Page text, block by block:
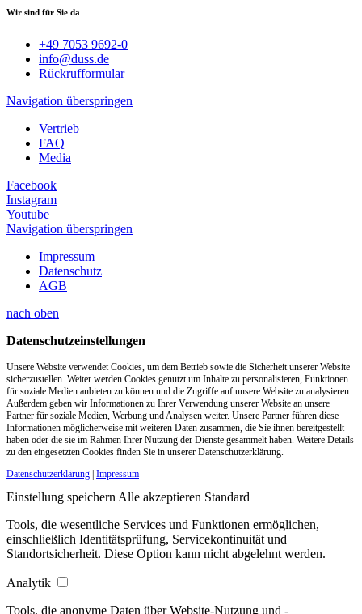
Wir sind für Sie da
+49 7053 9692-0
info@duss.de
Rückrufformular
Navigation überspringen
Vertrieb
FAQ
Media
Facebook
Instagram
Youtube
Navigation überspringen
Impressum
Datenschutz
AGB
nach oben
Datenschutzeinstellungen
Unsere Website verwendet Cookies, um dem Betrieb sowie die Sicherheit unserer Website
sicherzustellen. Weiter werden Cookies genutzt um Inhalte zu personalisieren, Funktionen
für soziale Medien anbieten zu können und die Zugriffe auf unsere Website zu analysieren.
Außerdem geben wir Informationen zu Ihrer Verwendung unserer Website an unsere
Partner für soziale Medien, Werbung und Analysen weiter. Unsere Partner führen diese
Informationen möglicherweise mit weiteren Daten zusammen, die Sie ihnen bereitgestellt
haben oder die sie im Rahmen Ihrer Nutzung der Dienste gesammelt haben. Weitere Details
zu den eingesetzten Cookies finden Sie in unserer Datenschutzerklärung.
Datenschutzerklärung | Impressum
Einstellung speichern Alle akzeptieren Standard
Tools, die wesentliche Services und Funktionen ermöglichen,
einschließlich Identitätsprüfung, Servicekontinuität und
Standortsicherheit. Diese Option kann nicht abgelehnt werden.
Analytik
Tools, die anonyme Daten über Website-Nutzung und -